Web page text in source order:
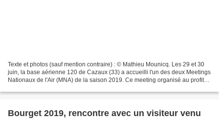
Texte et photos (sauf mention contraire) : © Mathieu Mounicq. Les 29 et 30
juin, la base aérienne 120 de Cazaux (33) a accueilli l'un des deux Meetings
Nationaux de l'Air (MNA) de la saison 2019. Ce meeting organisé au profit
Bourget 2019, rencontre avec un visiteur venu